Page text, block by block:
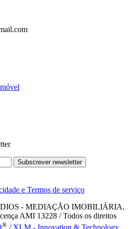
Subscrever newsletter
e Termos de serviço
- MEDIAÇÃO IMOBILIÁRIA,
AMI 13228 / Todos os direitos
® / XLM - Innovation & Technology